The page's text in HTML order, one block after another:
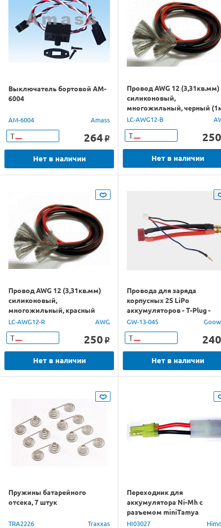
Выключатель бортовой AM-
6004
AM-6004 Amass
Т 264 o
Нет в наличии
Провод AWG 12 (3,31кв.мм)
силиконовый,
многожильный, черный
LC-AWG12-B
Т 250
Нет в наличии
Провод AWG 12 (3,31кв.мм)
силиконовый,
многожильный, красный
(1м)
LC-AWG12-R AWG
Т 250 o
Нет в наличии
Провода для заряда
корпусных 2S LiPo
аккумуляторов - T-Plug -
банан 4 мм
GW-13-045
Т 240
Нет в наличии
Пружины батарейного
отсека, 7 штук
TRA2226 Traxxas
Переходник для
аккумулятора Ni-Mh с
разъемом miniTamya
HI03027